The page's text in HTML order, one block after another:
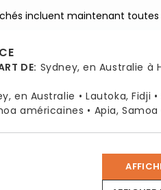
incluent maintenant toutes
DE: Sydney, en Australie à
en Australie Lautoka, Fidji
américaines Apia, Samoa